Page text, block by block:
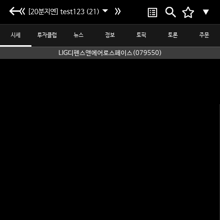
[20분지연] test123 (21) ▼
시세 투자클럽 뉴스 정보 토픽 토론 주문
LIG디펜스앤에어로스페이스(079550)